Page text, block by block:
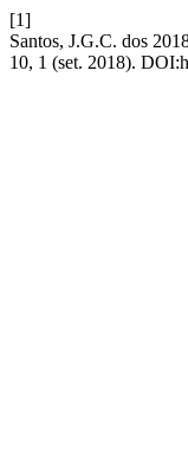
[1]
Santos, J.G.C. dos
10, 1 (set. 2018).